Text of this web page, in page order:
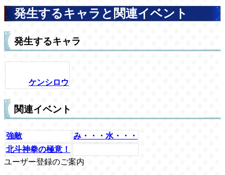
発生するキャラと関連イベント
発生するキャラ
ケンシロウ
関連イベント
強敵
み・・・水・・・
北斗神拳の極意！
ユーザー登録のご案内